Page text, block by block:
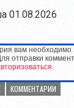
01.08.2026
вам необходимо
отправки
.
КОММЕНТАРИИ